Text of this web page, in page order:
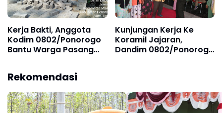
Kerja Bakti, Anggota
Kodim 0802/Ponorogo
Bantu Warga Pasang
Kunjungan Kerja Ke
Koramil Jajaran,
Dandim 0802/Ponorogo
Rekomendasi